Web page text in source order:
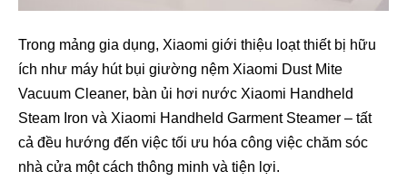
Trong mảng gia dụng, Xiaomi giới thiệu loạt thiết bị hữu
ích như máy hút bụi giường nệm Xiaomi Dust Mite
Vacuum Cleaner, bàn ủi hơi nước Xiaomi Handheld
Steam Iron và Xiaomi Handheld Garment Steamer – tất
cả đều hướng đến việc tối ưu hóa công việc chăm sóc
nhà cửa một cách thông minh và tiện lợi.